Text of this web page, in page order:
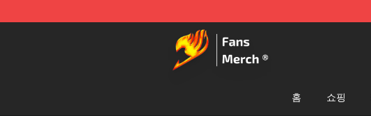
Fairy Tail Store - Official Fairy Tail Merchandise Shop
홈 쇼핑